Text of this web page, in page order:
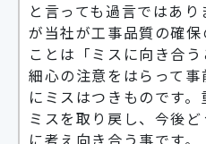
と言っても過言ではあ
が当社が工事品質の確
ことは「ミスに向き合う
細心の注意をはらって
にミスはつきものです
ミスを取り戻し、今後
に考え向き合う事です。